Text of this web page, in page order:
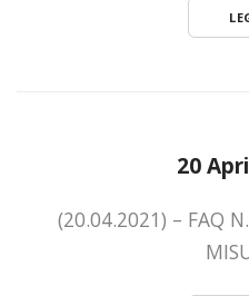
20
(20.04.2021) – FAQ